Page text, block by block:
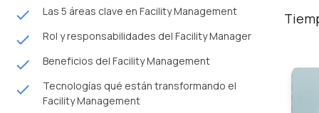
done Las 5 áreas clave en Facility Management
done Rol y responsabilidades del Facility Manager
done Beneficios del Facility Management
done
Tecnologías qué están transformando el
Facility Management